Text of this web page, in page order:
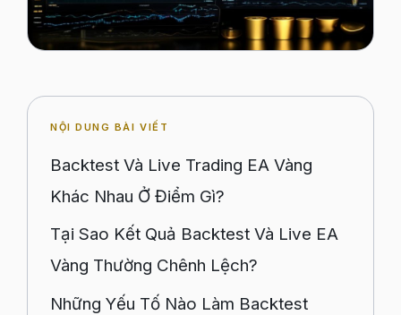
NỘI DUNG BÀI VIẾT
Backtest Và Live Trading EA Vàng
Khác Nhau Ở Điểm Gì?
Tại Sao Kết Quả Backtest Và Live EA
Vàng Thường Chênh Lệch?
Những Yếu Tố Nào Làm Backtest